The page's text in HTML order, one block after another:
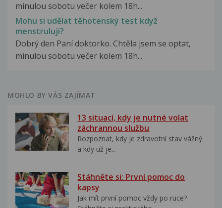
minulou sobotu večer kolem 18h...
Mohu si udělat těhotenský test když
menstruluji?
Dobrý den Paní doktorko. Chtěla jsem se optat,
minulou sobotu večer kolem 18h...
MOHLO BY VÁS ZAJÍMAT
13 situací, kdy je nutné volat
záchrannou službu
Rozpoznat, kdy je zdravotní stav vážný
a kdy už je...
Stáhněte si: První pomoc do
kapsy
Jak mít první pomoc vždy po ruce?